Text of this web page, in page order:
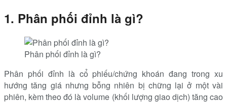
1. Phân phối đỉnh là gì?
Phân phối đỉnh là gì?
Phân phối đỉnh là cổ phiếu/chứng khoán đang trong xu
hướng tăng giá nhưng bỗng nhiên bị chững lại ở một vài
phiên, kèm theo đó là volume (khối lượng giao dịch) tăng cao